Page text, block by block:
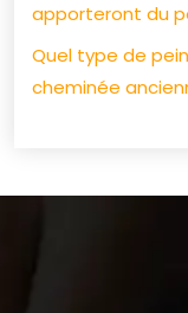
apporteront du
Quel type de
cheminée